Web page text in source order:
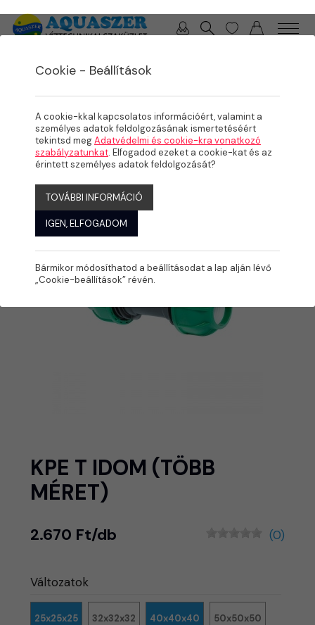
KPE T IDOM (TÖBB
MÉRET)
2.670 Ft/db (0)
Változatok
25x25x25 32x32x32 40x40x40 50x50x50
Cookie - Beállítások
A cookie-kkal kapcsolatos információért, valamint a
személyes adatok feldolgozásának ismertetéséért
tekintsd megAdatvédelmi és cookie-kra vonatkozó
szabályzatunkat. Elfogadod ezeket a cookie-kat és az
érintett személyes adatok feldolgozását?
TOVÁBBI INFORMÁCIÓ
IGEN, ELFOGADOM
Bármikor módosíthatod a beállításodat a lap alján lévő
„Cookie-beállítások” révén.